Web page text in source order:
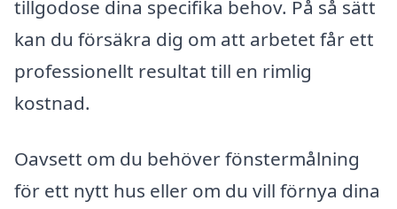
tillgodose dina specifika behov. På så sätt
kan du försäkra dig om att arbetet får ett
professionellt resultat till en rimlig
kostnad.
Oavsett om du behöver fönstermålning
för ett nytt hus eller om du vill förnya dina